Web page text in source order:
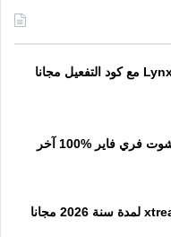
تحميل تطبيق Lynx IPTV مع كود التفعيل مجانا
تحميل سكربت هيد شوت فري فاير %100 آخر